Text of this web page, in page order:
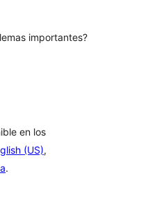
importantes?
en los
(US),
.